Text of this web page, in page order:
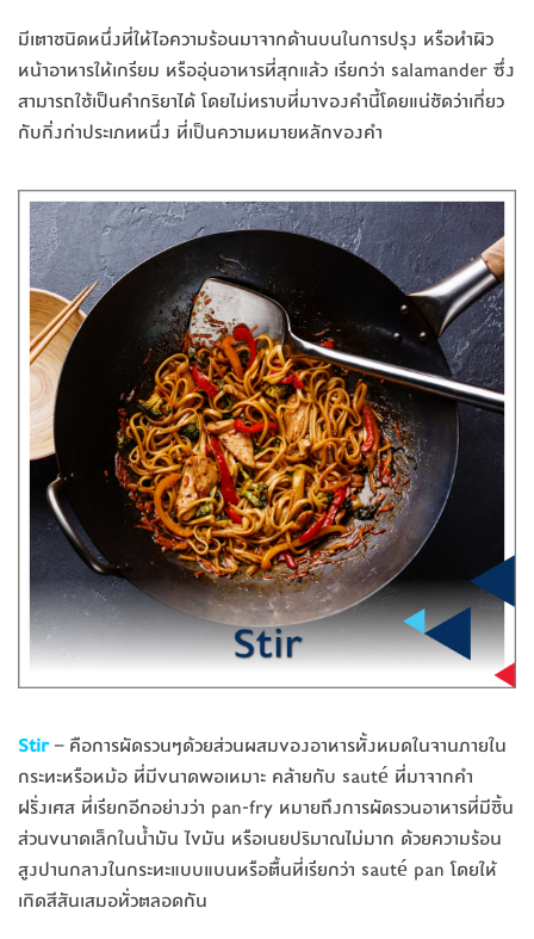
มีเตาชนิดหนึ่งที่ให้ไอความร้อนมาจากด้านบนในการปรุง หรือทำผิว
หน้าอาหารให้เกรียม หรืออุ่นอาหารที่สุกแล้ว เรียกว่า salamander ซึ่ง
สามารถใช้เป็นคำกริยาได้ โดยไม่ทราบที่มาของคำนี้โดยแน่ชัดว่าเกี่ยว
กับกิ่งก่าประเภทหนึ่ง ที่เป็นความหมายหลักของคำ
Stir – คือการผัดรวนๆด้วยส่วนผสมของอาหารทั้งหมดในจานภายใน
กระทะหรือหม้อ ที่มีขนาดพอเหมาะ คล้ายกับ sauté ที่มาจากคำ
ฝรั่งเศส ที่เรียกอีกอย่างว่า pan-fry หมายถึงการผัดรวนอาหารที่มีชิ้น
ส่วนขนาดเล็กในน้ำมัน ไขมัน หรือเนยปริมาณไม่มาก ด้วยความร้อน
สูงปานกลางในกระทะแบบแบนหรือตื้นที่เรียกว่า sauté pan โดยให้
เกิดสีสันเสมอทั่วตลอดกัน